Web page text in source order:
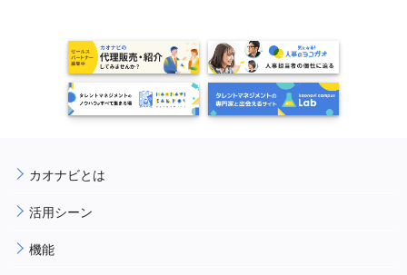
カオナビとは
活用シーン
機能